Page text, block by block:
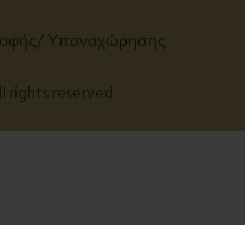
Υπαναχώρησης
rights reserved